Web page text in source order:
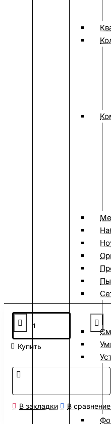
Купить
В закладки В сравнение